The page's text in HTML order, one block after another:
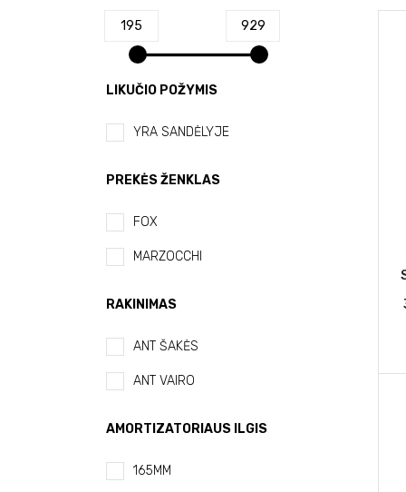
195 929
LIKUČIO POŽYMIS
YRA SANDĖLYJE
PREKĖS ŽENKLAS
FOX
MARZOCCHI
RAKINIMAS
ANT ŠAKĖS
ANT VAIRO
AMORTIZATORIAUS ILGIS
165MM